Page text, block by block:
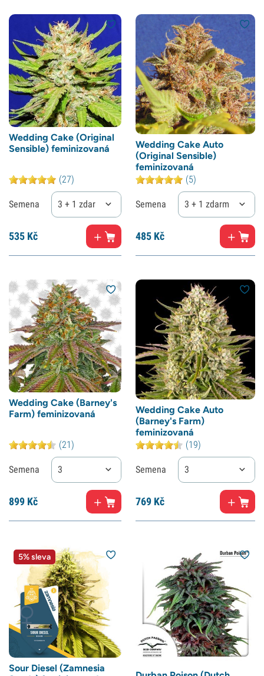
Wedding Cake (Original
Sensible) feminizovaná
(27)
Semena 3 + 1 zdarma
535 Kč
Wedding Cake Auto
(Original Sensible)
feminizovaná
(5)
Semena 3 + 1 zdarma
485 Kč
Wedding Cake (Barney's
Farm) feminizovaná
(21)
Semena 3
899 Kč
Wedding Cake Auto
(Barney's Farm)
feminizovaná
(19)
Semena 3
769 Kč
5% sleva
Sour Diesel (Zamnesia